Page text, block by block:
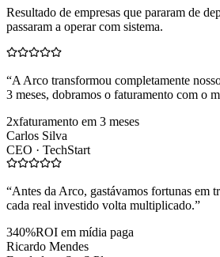
Resultado de empresas que pararam de
passaram a operar com sistema.
“A Arco transformou completamente
3 meses, dobramos o faturamento com o
2xfaturamento em 3 meses
Carlos Silva
CEO · TechStart
“Antes da Arco, gastávamos fortunas em
cada real investido volta multiplicado.”
340%ROI em mídia paga
Ricardo Mendes